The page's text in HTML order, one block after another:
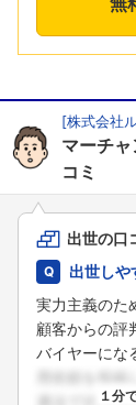
[株式会社
マーチ
コミ
出世の口
出世しや
実力主義のた
顧客からの評
バイヤーにな
１分